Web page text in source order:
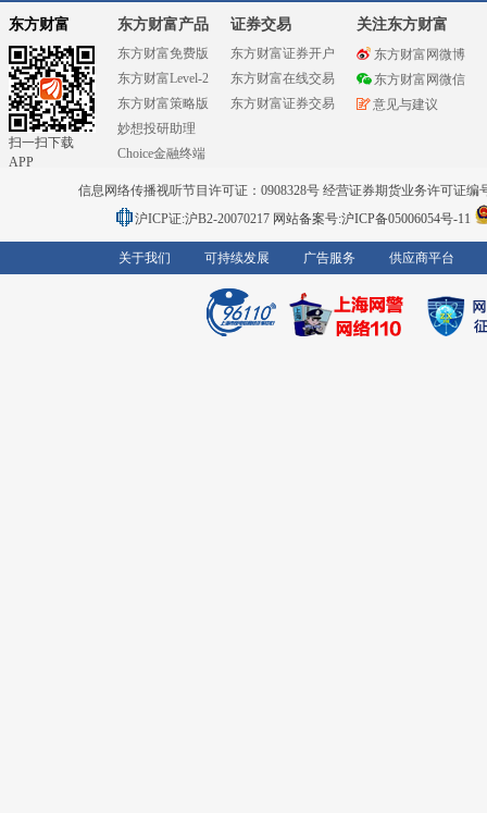
东方财富
扫一扫下载
APP
东方财富产品
东方财富免费版
东方财富Level-2
东方财富策略版
妙想投研助理
Choice金融终端
证券交易
东方财富证券开户
东方财富在线交易
东方财富证券交易
关注东方财富
东方财富网微博
东方财富网微信
意见与建议
信息网络传播视听节目许可证：0908328号 经营证券期货业务许可证编
沪ICP证:沪B2-20070217 网站备案号:沪ICP备05006054号-11
关于我们 可持续发展 广告服务 供应商平台